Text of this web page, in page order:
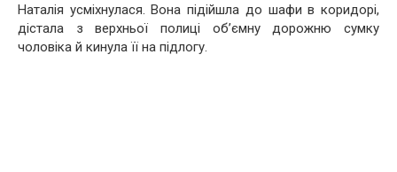
Наталія усміхнулася. Вона підійшла до шафи в коридорі,
дістала з верхньої полиці об’ємну дорожню сумку
чоловіка й кинула її на підлогу.